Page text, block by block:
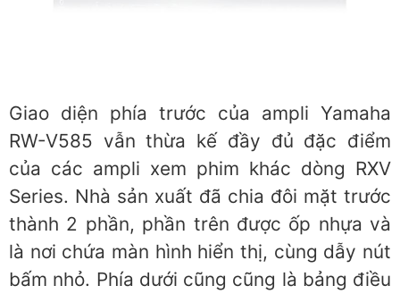
Giao diện phía trước của ampli Yamaha
RW-V585 vẫn thừa kế đầy đủ đặc điểm
của các ampli xem phim khác dòng RXV
Series. Nhà sản xuất đã chia đôi mặt trước
thành 2 phần, phần trên được ốp nhựa và
là nơi chứa màn hình hiển thị, cùng dẫy nút
bấm nhỏ. Phía dưới cũng cũng là bảng điều